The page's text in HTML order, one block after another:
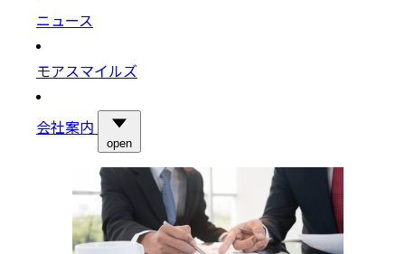
ニュース
モアスマイルズ
会社案内
open